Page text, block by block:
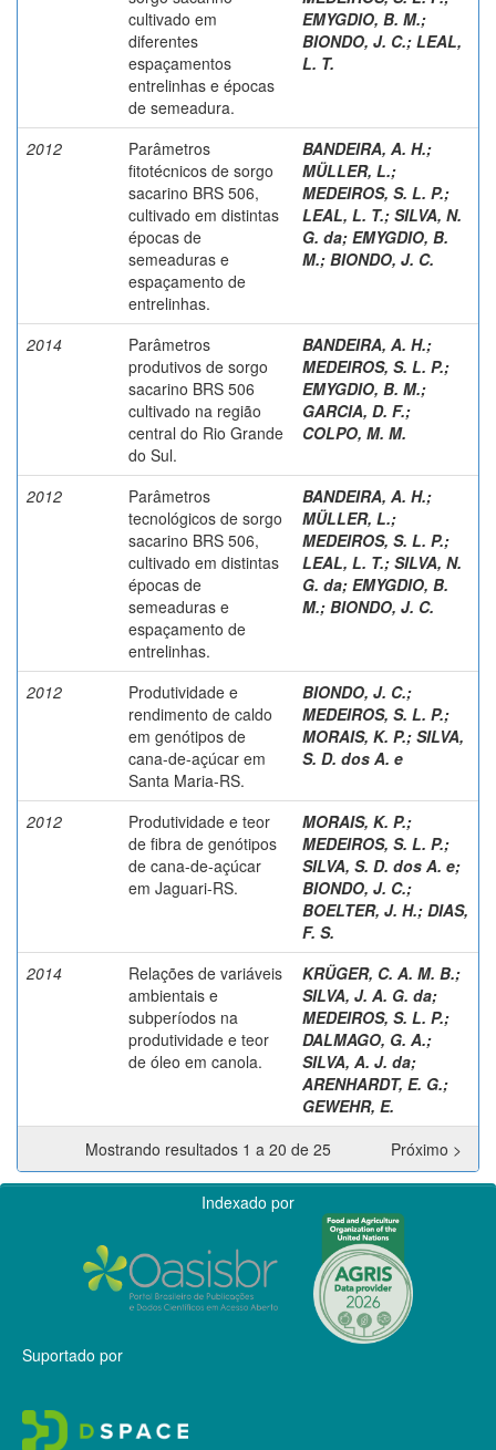
cultivado em
diferentes
espaçamentos
entrelinhas e épocas
de semeadura.
EMYGDIO, B. M.;
BIONDO, J. C.; LEAL,
L. T.
2012
Parâmetros
fitotécnicos de sorgo
sacarino BRS 506,
cultivado em distintas
épocas de
semeaduras e
espaçamento de
entrelinhas.
BANDEIRA, A. H.;
MÜLLER, L.;
MEDEIROS, S. L. P.;
LEAL, L. T.; SILVA, N.
G. da; EMYGDIO, B.
M.; BIONDO, J. C.
2014
Parâmetros
produtivos de sorgo
sacarino BRS 506
cultivado na região
central do Rio Grande
do Sul.
BANDEIRA, A. H.;
MEDEIROS, S. L. P.;
EMYGDIO, B. M.;
GARCIA, D. F.;
COLPO, M. M.
2012
Parâmetros
tecnológicos de sorgo
sacarino BRS 506,
cultivado em distintas
épocas de
semeaduras e
espaçamento de
entrelinhas.
BANDEIRA, A. H.;
MÜLLER, L.;
MEDEIROS, S. L. P.;
LEAL, L. T.; SILVA, N.
G. da; EMYGDIO, B.
M.; BIONDO, J. C.
2012
Produtividade e
rendimento de caldo
em genótipos de
cana-de-açúcar em
Santa Maria-RS.
BIONDO, J. C.;
MEDEIROS, S. L. P.;
MORAIS, K. P.; SILVA,
S. D. dos A. e
2012
Produtividade e teor
de fibra de genótipos
de cana-de-açúcar
em Jaguari-RS.
MORAIS, K. P.;
MEDEIROS, S. L. P.;
SILVA, S. D. dos A. e;
BIONDO, J. C.;
BOELTER, J. H.; DIAS,
F. S.
2014
Relações de variáveis
ambientais e
subperíodos na
produtividade e teor
de óleo em canola.
KRÜGER, C. A. M. B.;
SILVA, J. A. G. da;
MEDEIROS, S. L. P.;
DALMAGO, G. A.;
SILVA, A. J. da;
ARENHARDT, E. G.;
GEWEHR, E.
Mostrando resultados 1 a 20 de 25
Próximo >
Indexado por
Suportado por